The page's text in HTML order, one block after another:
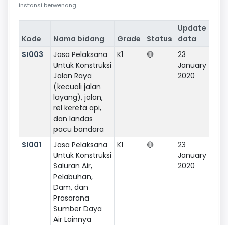
instansi berwenang.
Kode Nama bidang Grade Status
Update
data
SI003
Jasa Pelaksana
Untuk Konstruksi
Jalan Raya
(kecuali jalan
layang), jalan,
rel kereta api,
dan landas
pacu bandara
K1 🔴
23
January
2020
SI001
Jasa Pelaksana
Untuk Konstruksi
Saluran Air,
Pelabuhan,
Dam, dan
Prasarana
Sumber Daya
Air Lainnya
K1 🔴
23
January
2020